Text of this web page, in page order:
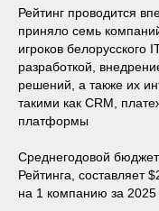
Рейтинг проводится
приняло семь
игроков белорусского
разработкой,
решений, а также их
такими как CRM,
платформы
Среднегодовой бюджет
Рейтинга, составляет
на 1 компанию за 2025